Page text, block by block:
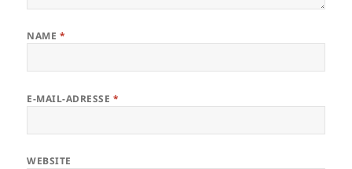
NAME *
E-MAIL-ADRESSE *
WEBSITE